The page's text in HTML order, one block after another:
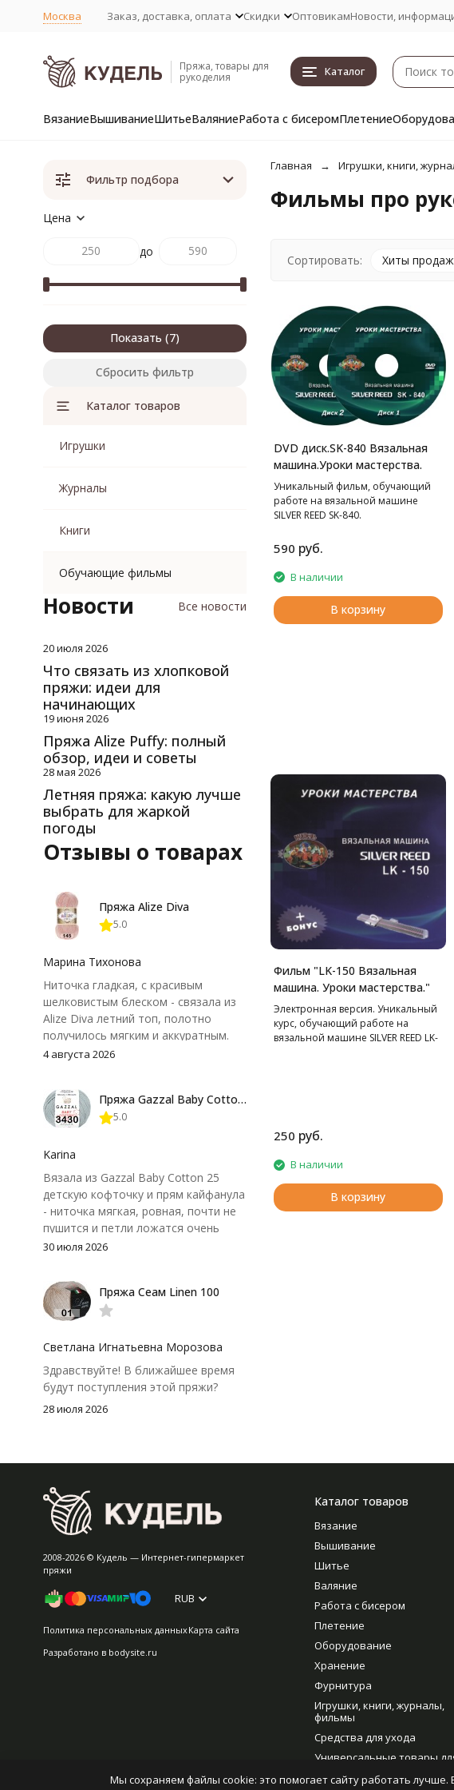
Москва Заказ, доставка, оплата Скидки ОптовикамНовости,
Пряжа, товары для
рукоделия
Каталог
ВязаниеВышиваниеШитьеВаляниеРабота с бисеромПлетение
Главная Игрушки, книги,
Фильмы про
Сортировать: Хиты продаж
DVD диск.SK-840 Вязальная
машина.Уроки мастерства.
Уникальный фильм, обучающий
работе на вязальной машине
SILVER REED SK-840.
590 руб.
В наличии
В корзину
Фильм "LK-150 Вязальная
машина. Уроки мастерства."
Электронная версия. Уникальный
курс, обучающий работе на
вязальной машине SILVER REED LK-
250 руб.
В наличии
В корзину
Фильтр подбора
Цена
до
Показать
Сбросить фильтр
Каталог товаров
Игрушки
Журналы
Книги
Обучающие фильмы
Новости Все новости
20 июля 2026
Что связать из хлопковой
пряжи: идеи для
начинающих
19 июня 2026
Пряжа Alize Puffy: полный
обзор, идеи и советы
28 мая 2026
Летняя пряжа: какую лучше
выбрать для жаркой
погоды
Отзывы о товарах
Пряжа Alize Diva
5.0
Марина Тихонова
Ниточка гладкая, с красивым
шелковистым блеском - связала из
Alize Diva летний топ, полотно
получилось мягким и аккуратным.
Петли хорошо видны, вяжется
нюанс - пряжа немного скользит и
иногда расслаивается, пришлось
крючок поудобнее.
4 августа 2026
Пряжа Gazzal Baby Cotton 25
5.0
Karina
Вязала из Gazzal Baby Cotton 25
детскую кофточку и прям кайфанула
- ниточка мягкая, ровная, почти не
пушится и петли ложатся очень
аккуратно. После стирки полотно
потеряло, цвет тоже не стал
тусклее. Единственный нюанс -
моточки маленькие, расход лучше
чуть-чуть не хватило))
30 июля 2026
Пряжа Сеам Linen 100
Светлана Игнатьевна Морозова
Здравствуйте! В ближайшее время
будут поступления этой пряжи?
28 июля 2026
2008-2026 © Кудель — Интернет-гипермаркет
пряжи
RUB
Политика персональных данныхКарта сайта
Разработано в bodysite.ru
Каталог товаров
Вязание
Вышивание
Шитье
Валяние
Работа с бисером
Плетение
Оборудование
Хранение
Фурнитура
Игрушки, книги, журналы,
фильмы
Средства для ухода
Универсальные товары
Мы сохраняем файлы cookie: это помогает сайту работать лучше.